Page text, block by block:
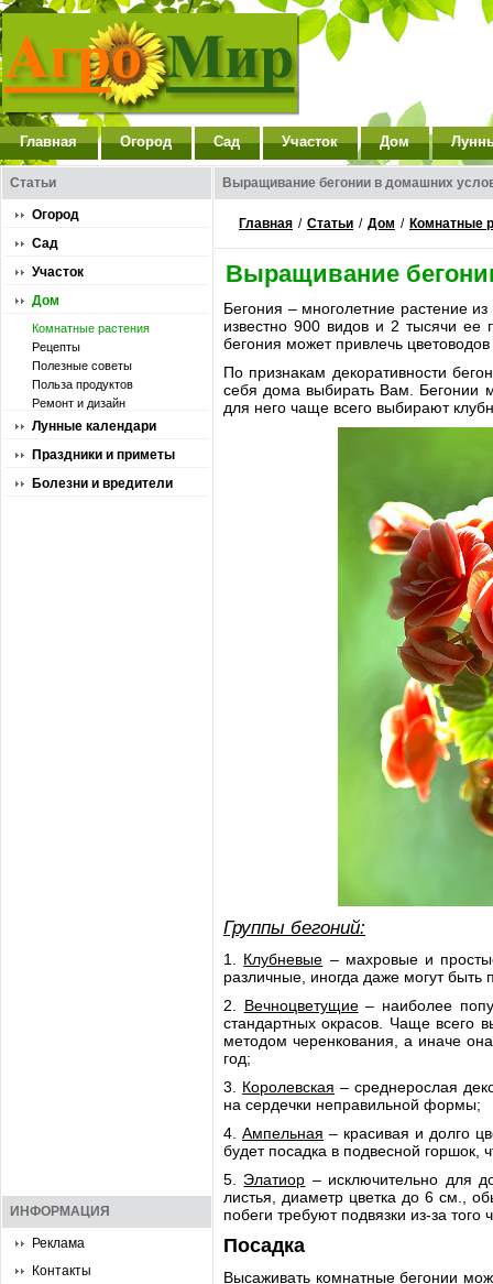
Главная Огород Сад Участок Дом
Статьи
Огород
Сад
Участок
Дом
Комнатные растения
Рецепты
Полезные советы
Польза продуктов
Ремонт и дизайн
Лунные календари
Праздники и приметы
Болезни и вредители
ИНФОРМАЦИЯ
Реклама
Контакты
Выращивание бегонии в домашних
Главная / Статьи / Дом / Комнатные
Выращивание
Бегония – многолетние растение
известно 900 видов и 2 тысячи
бегония может привлечь
По признакам декоративности
себя дома выбирать Вам. Бегонии
для него чаще всего выбирают
Группы бегоний:
1. Клубневые – махровые и
различные, иногда даже могут быть
2. Вечноцветущие– наиболее
стандартных окрасов. Чаще всего
методом черенкования, а иначе
год;
3. Королевская – среднерослая
на сердечки неправильной формы;
4. Ампельная – красивая и долго
будет посадка в подвесной горшок,
5. Элатиор – исключительно для
листья, диаметр цветка до 6 см.,
побеги требуют подвязки из-за
Посадка
Высаживать комнатные бегонии